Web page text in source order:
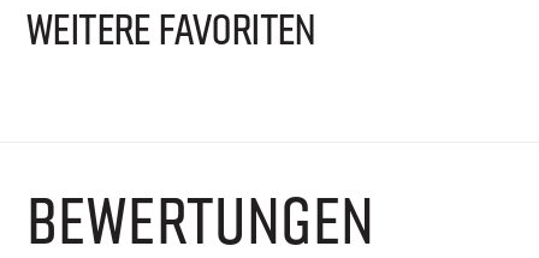
WEITERE FAVORITEN
BEWERTUNGEN